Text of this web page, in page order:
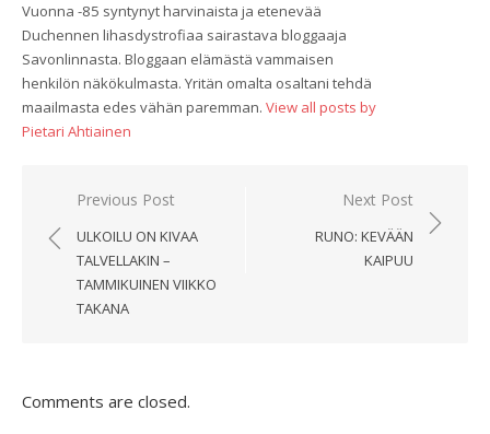
Vuonna -85 syntynyt harvinaista ja etenevää
Duchennen lihasdystrofiaa sairastava bloggaaja
Savonlinnasta. Bloggaan elämästä vammaisen
henkilön näkökulmasta. Yritän omalta osaltani tehdä
maailmasta edes vähän paremman. View all posts by
Pietari Ahtiainen
Artikkelien
selaus
Previous Post
ULKOILU ON KIVAA
TALVELLAKIN –
TAMMIKUINEN VIIKKO
TAKANA
Next Post
RUNO: KEVÄÄN
KAIPUU
Comments are closed.